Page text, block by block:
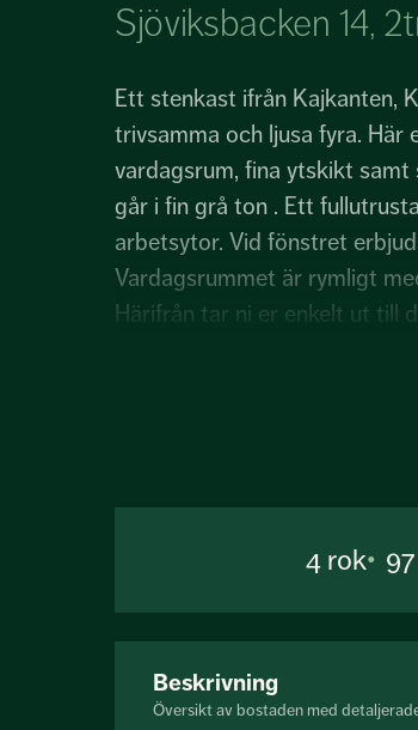
Sjöviksbacken 14,
Ett stenkast ifrån Kajkanten,
trivsamma och ljusa fyra. Här
vardagsrum, fina ytskikt
går i fin grå ton . Ett
arbetsytor. Vid fönstret
Vardagsrummet är rymligt
Härifrån tar ni er enkelt ut till
Lägenheten har tre rymliga
4 rok
Beskrivning
Översikt av bostaden med